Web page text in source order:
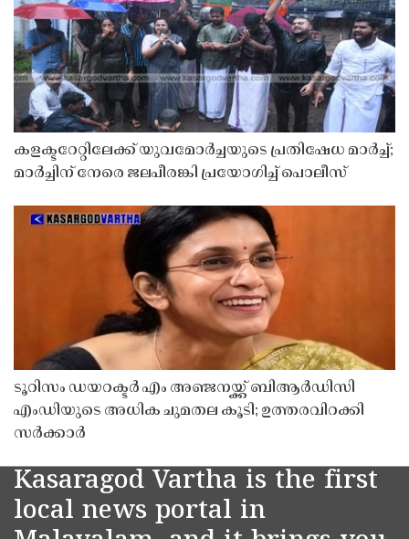
കളക്ടറേറ്റിലേക്ക് യുവമോർച്ചയുടെ പ്രതിഷേധ മാർച്ച്;
മാർച്ചിന് നേരെ ജലപീരങ്കി പ്രയോഗിച്ച് പൊലീസ്
ടൂറിസം ഡയറക്ടർ എം അഞ്ജനയ്ക്ക് ബിആർഡിസി
എംഡിയുടെ അധിക ചുമതല കൂടി; ഉത്തരവിറക്കി
സർക്കാർ
Kasaragod Vartha is the first
local news portal in